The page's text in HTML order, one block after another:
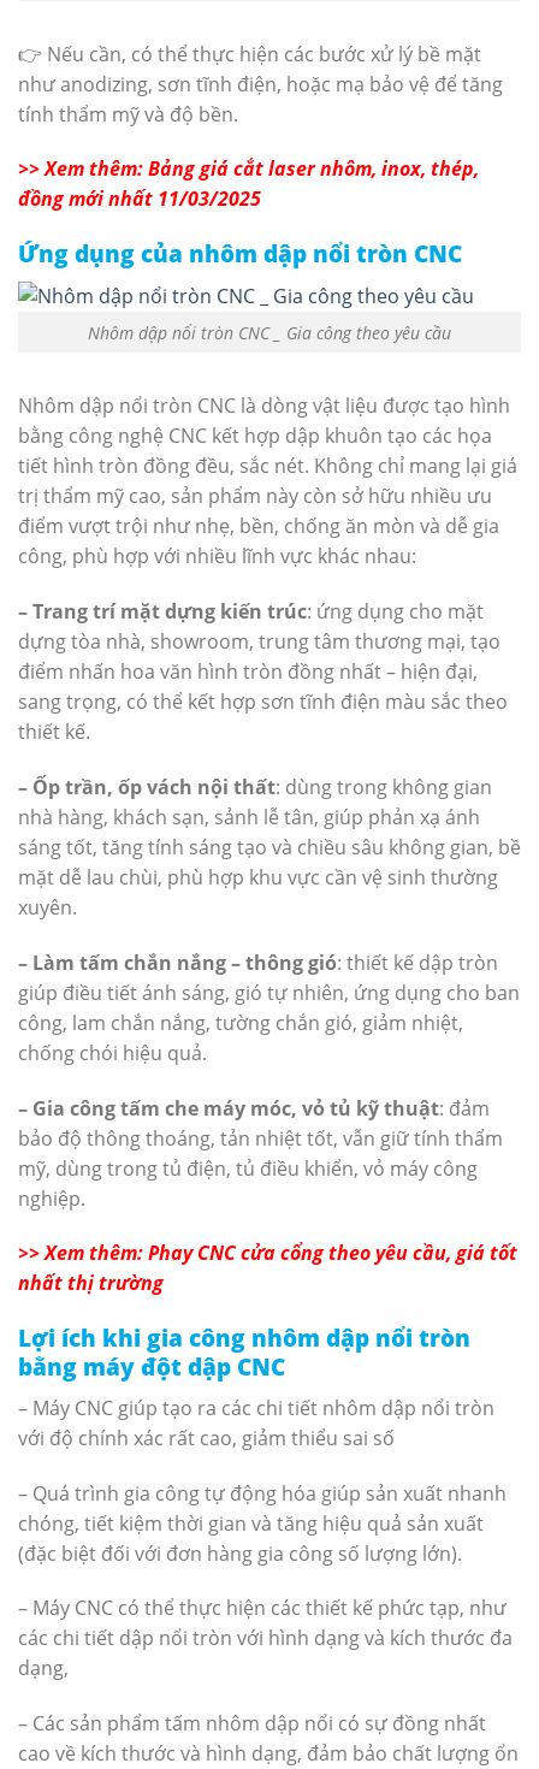
👉 Nếu cần, có thể thực hiện các bước xử lý bề mặt
như anodizing, sơn tĩnh điện, hoặc mạ bảo vệ để tăng
tính thẩm mỹ và độ bền.
>> Xem thêm: Bảng giá cắt laser nhôm, inox, thép,
đồng mới nhất 11/03/2025
Ứng dụng của nhôm dập nổi tròn CNC
Nhôm dập nổi tròn CNC _ Gia công theo yêu cầu
Nhôm dập nổi tròn CNC là dòng vật liệu được tạo hình
bằng công nghệ CNC kết hợp dập khuôn tạo các họa
tiết hình tròn đồng đều, sắc nét. Không chỉ mang lại giá
trị thẩm mỹ cao, sản phẩm này còn sở hữu nhiều ưu
điểm vượt trội như nhẹ, bền, chống ăn mòn và dễ gia
công, phù hợp với nhiều lĩnh vực khác nhau:
– Trang trí mặt dựng kiến trúc: ứng dụng cho mặt
dựng tòa nhà, showroom, trung tâm thương mại, tạo
điểm nhấn hoa văn hình tròn đồng nhất – hiện đại,
sang trọng, có thể kết hợp sơn tĩnh điện màu sắc theo
thiết kế.
– Ốp trần, ốp vách nội thất: dùng trong không gian
nhà hàng, khách sạn, sảnh lễ tân, giúp phản xạ ánh
sáng tốt, tăng tính sáng tạo và chiều sâu không gian, bề
mặt dễ lau chùi, phù hợp khu vực cần vệ sinh thường
xuyên.
– Làm tấm chắn nắng – thông gió: thiết kế dập tròn
giúp điều tiết ánh sáng, gió tự nhiên, ứng dụng cho ban
công, lam chắn nắng, tường chắn gió, giảm nhiệt,
chống chói hiệu quả.
– Gia công tấm che máy móc, vỏ tủ kỹ thuật: đảm
bảo độ thông thoáng, tản nhiệt tốt, vẫn giữ tính thẩm
mỹ, dùng trong tủ điện, tủ điều khiển, vỏ máy công
nghiệp.
>> Xem thêm: Phay CNC cửa cổng theo yêu cầu, giá tốt
nhất thị trường
Lợi ích khi gia công nhôm dập nổi tròn
bằng máy đột dập CNC
– Máy CNC giúp tạo ra các chi tiết nhôm dập nổi tròn
với độ chính xác rất cao, giảm thiểu sai số
– Quá trình gia công tự động hóa giúp sản xuất nhanh
chóng, tiết kiệm thời gian và tăng hiệu quả sản xuất
(đặc biệt đối với đơn hàng gia công số lượng lớn).
– Máy CNC có thể thực hiện các thiết kế phức tạp, như
các chi tiết dập nổi tròn với hình dạng và kích thước đa
dạng,
– Các sản phẩm tấm nhôm dập nổi có sự đồng nhất
cao về kích thước và hình dạng, đảm bảo chất lượng ổn